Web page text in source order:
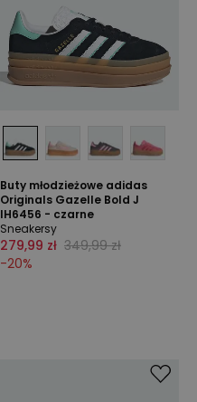
Buty młodzieżowe adidas
Originals Gazelle Bold J
IH6456 - czarne
Sneakersy
279,99 zł 349,99 zł
-20%